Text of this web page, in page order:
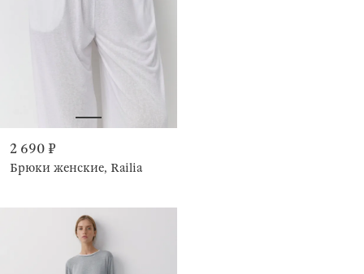
2 690 ₽
Брюки женские, Railia